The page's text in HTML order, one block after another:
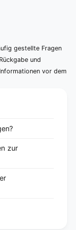
gestellte Fragen
und
vor dem
zur